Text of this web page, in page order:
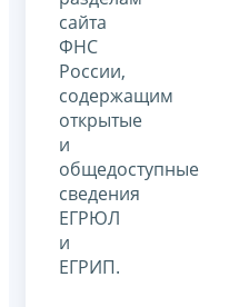
сайта
ФНС
России,
содержащим
открытые
и
общедоступные
сведения
ЕГРЮЛ
и
ЕГРИП.